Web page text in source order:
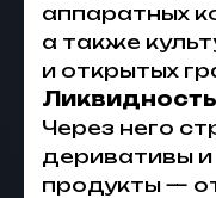
аппаратных
а также
и открытых
Через него
деривативы
продукты —